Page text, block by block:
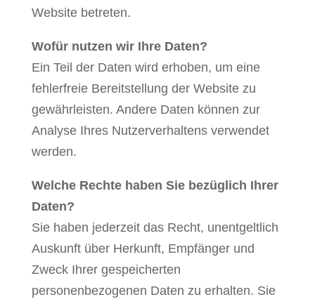
Website betreten.
Wofür nutzen wir Ihre Daten?
Ein Teil der Daten wird erhoben, um eine
fehlerfreie Bereitstellung der Website zu
gewährleisten. Andere Daten können zur
Analyse Ihres Nutzerverhaltens verwendet
werden.
Welche Rechte haben Sie bezüglich Ihrer
Daten?
Sie haben jederzeit das Recht, unentgeltlich
Auskunft über Herkunft, Empfänger und
Zweck Ihrer gespeicherten
personenbezogenen Daten zu erhalten. Sie